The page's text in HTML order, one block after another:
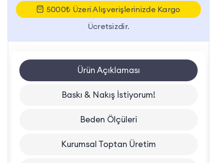
5000₺ Üzeri Alışverişlerinizde Kargo
Ücretsizdir.
Ürün Açıklaması
Baskı & Nakış İstiyorum!
Beden Ölçüleri
Kurumsal Toptan Üretim